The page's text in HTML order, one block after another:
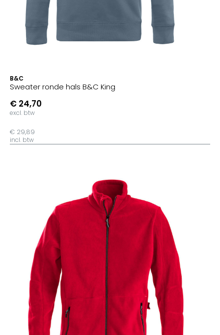
B&C
Sweater ronde hals B&C King
€ 24,70
excl. btw
€ 29,89
incl. btw